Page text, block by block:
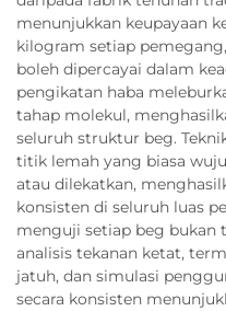
menunjukkan keupayaan
kilogram setiap
boleh dipercayai dalam
pengikatan haba
tahap molekul,
seluruh struktur beg.
titik lemah yang biasa
atau dilekatkan,
konsisten di seluruh luas
menguji setiap beg bukan
analisis tekanan ketat,
jatuh, dan simulasi
secara konsisten